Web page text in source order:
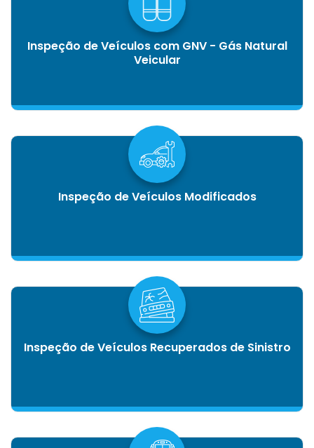
Inspeção de Veículos com GNV - Gás Natural
Veicular
Inspeção de Veículos Modificados
Inspeção de Veículos Recuperados de Sinistro